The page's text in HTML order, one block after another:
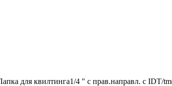
для квилтинга1/4 " с прав.направл. с IDT/